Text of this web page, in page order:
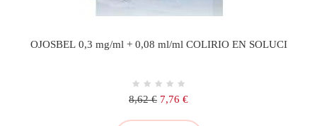
OJOSBEL 0,3 mg/ml + 0,08 ml/ml COLIRIO EN SOLUCI
Precio
8,62 € Precio
7,76 €